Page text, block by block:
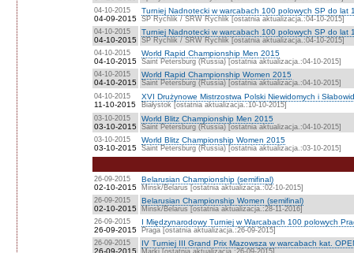
04-10-2015
04-09-2015
Turniej Nadnotecki w warcabach 100 polowych SP do lat
SP Rychlik / SRW Rychlik [ostatnia aktualizacja.:04-10-2015]
04-10-2015
04-10-2015
Turniej Nadnotecki w warcabach 100 polowych SP do lat
SP Rychlik / SRW Rychlik [ostatnia aktualizacja.:04-10-2015]
04-10-2015
04-10-2015
World Rapid Championship Men 2015
Saint Petersburg (Russia) [ostatnia aktualizacja.:04-10-2015]
04-10-2015
04-10-2015
World Rapid Championship Women 2015
Saint Petersburg (Russia) [ostatnia aktualizacja.:04-10-2015]
04-10-2015
11-10-2015
XVI Drużynowe Mistrzostwa Polski Niewidomych i
Białystok [ostatnia aktualizacja.:10-10-2015]
03-10-2015
03-10-2015
World Blitz Championship Men 2015
Saint Petersburg (Russia) [ostatnia aktualizacja.:04-10-2015]
03-10-2015
03-10-2015
World Blitz Championship Women 2015
Saint Petersburg (Russia) [ostatnia aktualizacja.:03-10-2015]
26-09-2015
02-10-2015
Belarusian Championship (semifinal)
Minsk/Belarus [ostatnia aktualizacja.:02-10-2015]
26-09-2015
02-10-2015
Belarusian Championship Women (semifinal)
Minsk/Belarus [ostatnia aktualizacja.:28-11-2016]
26-09-2015
26-09-2015
I Międzynarodowy Turniej w Warcabach 100 polowych
Praga [ostatnia aktualizacja.:26-09-2015]
26-09-2015
26-09-2015
IV Turniej III Grand Prix Mazowsza w warcabach kat.
Marki [ostatnia aktualizacja.:26-09-2015]